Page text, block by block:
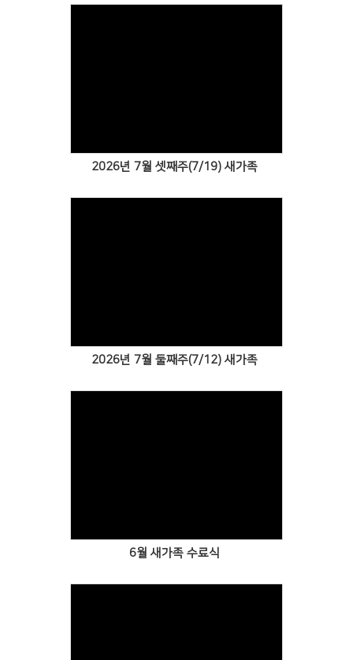
2026년 7월 셋째주(7/19) 새가족
2026년 7월 둘째주(7/12) 새가족
6월 새가족 수료식